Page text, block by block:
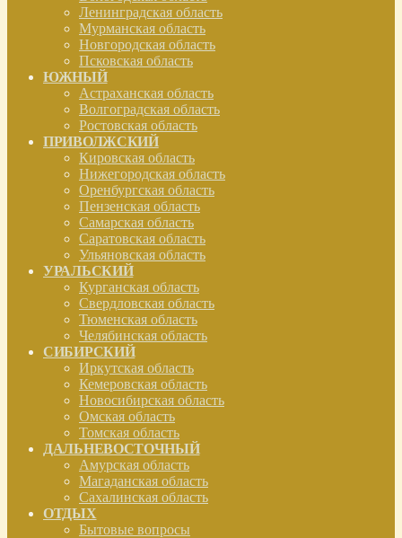
Ленинградская область
Мурманская область
Новгородская область
Псковская область
ЮЖНЫЙ
Астраханская область
Волгоградская область
Ростовская область
ПРИВОЛЖСКИЙ
Кировская область
Нижегородская область
Оренбургская область
Пензенская область
Самарская область
Саратовская область
Ульяновская область
УРАЛЬСКИЙ
Курганская область
Свердловская область
Тюменская область
Челябинская область
СИБИРСКИЙ
Иркутская область
Кемеровская область
Новосибирская область
Омская область
Томская область
ДАЛЬНЕВОСТОЧНЫЙ
Амурская область
Магаданская область
Сахалинская область
ОТДЫХ
Бытовые вопросы